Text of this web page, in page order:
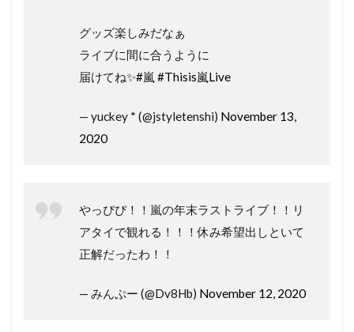
グッズ楽しみだなぁ
ライブに間に合うように
届けてね✨#嵐 #Thisis嵐Live
— yuckey * (@jstyletenshi) November 13,
2020
やっぴぴ！！嵐の年末ラストライブ！！リ
アタイで観れる！！！休み希望出しといて
正解だったわ！！
— みんぷー (@Dv8Hb) November 12, 2020